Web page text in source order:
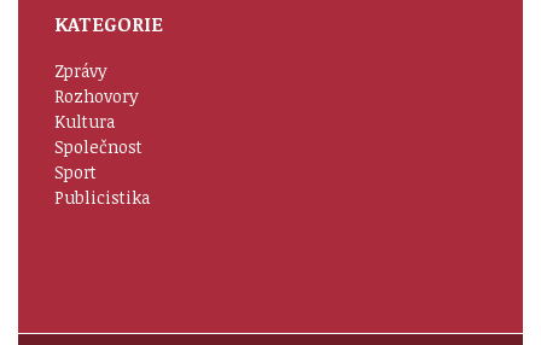
KATEGORIE
Zprávy
Rozhovory
Kultura
Společnost
Sport
Publicistika